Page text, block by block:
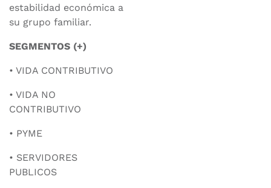
estabilidad económica a
su grupo familiar.
SEGMENTOS (+)
• VIDA CONTRIBUTIVO
• VIDA NO
CONTRIBUTIVO
• PYME
• SERVIDORES
PUBLICOS